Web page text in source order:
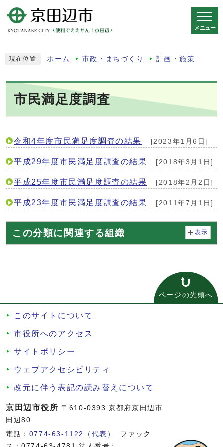
メニュー
現在位置 ホーム 市政・まちづくり 計画・施策
市民満足度調査
令和4年度市民満足度調査の結果 [2023年1月6日]
平成29年度市民満足度調査の結果 [2018年3月1日]
平成25年度市民満足度調査の結果 [2018年2月2日]
平成23年度市民満足度調査の結果 [2011年7月1日]
この分類に関連する組織 表示
ページの先頭へ
このサイトについて
市役所へのアクセス
サイトポリシー
ウェブアクセシビリティ
改元に伴う表記の読み替えについて
京田辺市役所 〒610-0393 京都府京田辺市
田辺80
電話： 0774-63-1122（代表）
ファック
ス：0774-63-4781 法人番号：